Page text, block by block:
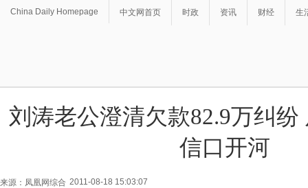
China Daily Homepage 中文网首页 时政 资讯 财经 生
刘涛老公澄清欠款82.9万纠纷
信口开河
来源：凤凰网综合 2011-08-18 15:03:07